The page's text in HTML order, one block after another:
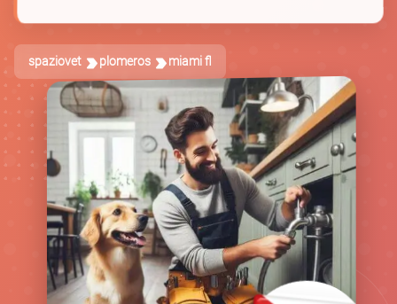
🛁
🚿
🪠
spaziovet plomeros miami fl